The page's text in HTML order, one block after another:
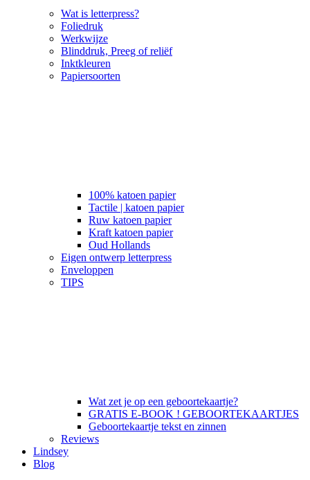
Wat is letterpress?
Foliedruk
Werkwijze
Blinddruk, Preeg of reliëf
Inktkleuren
Papiersoorten
100% katoen papier
Tactile | katoen papier
Ruw katoen papier
Kraft katoen papier
Oud Hollands
Eigen ontwerp letterpress
Enveloppen
TIPS
Wat zet je op een geboortekaartje?
GRATIS E-BOOK ! GEBOORTEKAARTJES
Geboortekaartje tekst en zinnen
Reviews
Lindsey
Blog